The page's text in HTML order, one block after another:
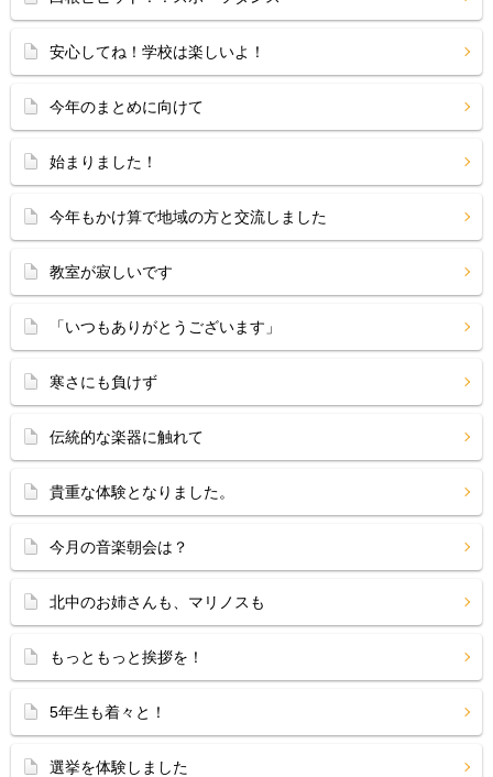
安心してね！学校は楽しいよ！
今年のまとめに向けて
始まりました！
今年もかけ算で地域の方と交流しました
教室が寂しいです
「いつもありがとうございます」
寒さにも負けず
伝統的な楽器に触れて
貴重な体験となりました。
今月の音楽朝会は？
北中のお姉さんも、マリノスも
もっともっと挨拶を！
5年生も着々と！
選挙を体験しました